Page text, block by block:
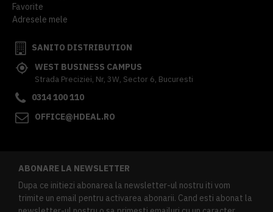
Favorite
Adresele mele
SANITO DISTRIBUTION
WEST BUSINESS CAMPUS
Strada Preciziei, Nr, 3W, Sector 6, Bucuresti
0314 100 110
OFFICE@HDEAL.RO
ABONARE LA NEWSLETTER
Dupa ce initiezi abonarea la newsletter-ul nostru iti vom
trimite un email pentru activarea abonarii. Cand esti abonat la